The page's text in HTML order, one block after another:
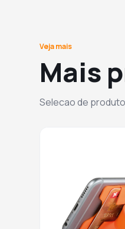
Veja mais
Mais
Selecao de